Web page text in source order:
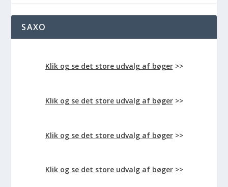
SAXO
Klik og se det store udvalg af bøger>>
Klik og se det store udvalg af bøger>>
Klik og se det store udvalg af bøger>>
Klik og se det store udvalg af bøger>>